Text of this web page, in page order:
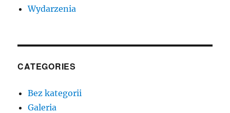
Wydarzenia
CATEGORIES
Bez kategorii
Galeria